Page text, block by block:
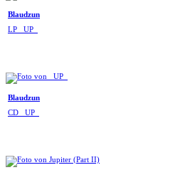
Blaudzun
LP _UP_
Blaudzun
CD _UP_